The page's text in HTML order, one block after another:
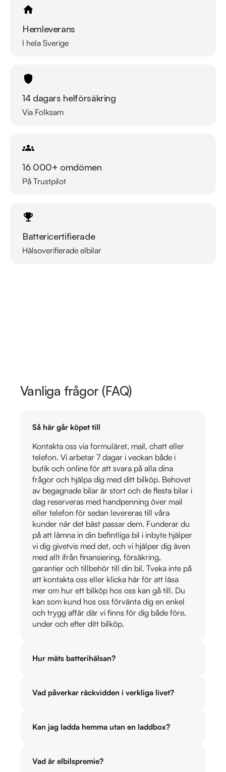
Hemleverans
I hela Sverige
14 dagars helförsäkring
Via Folksam
16 000+ omdömen
På Trustpilot
Battericertifierade
Hälsoverifierade elbilar
Läs mer om oss
Vanliga frågor (FAQ)
Så här går köpet till
Kontakta oss via formuläret, mail, chatt eller
telefon. Vi arbetar 7 dagar i veckan både i
butik och online för att svara på alla dina
frågor och hjälpa dig med ditt bilköp. Behovet
av begagnade bilar är stort och de flesta bilar i
dag reserveras med handpenning över mail
eller telefon för sedan levereras till våra
kunder när det bäst passar dem. Funderar du
på att lämna in din befintliga bil i inbyte hjälper
vi dig givetvis med det, och vi hjälper dig även
med allt ifrån finansiering, försäkring,
garantier och tillbehör till din bil. Tveka inte på
att kontakta oss eller klicka här för att läsa
mer om hur ett bilköp hos oss kan gå till. Du
kan som kund hos oss förvänta dig en enkel
och trygg affär där vi finns för dig både före,
under och efter ditt bilköp.
Hur mäts batterihälsan?
Vad påverkar räckvidden i verkliga livet?
Kan jag ladda hemma utan en laddbox?
Vad är elbilspremie?